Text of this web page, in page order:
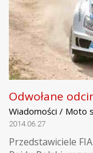
Odwołane
Wiadomości / Moto
2014.06.27
Przedstawiciele